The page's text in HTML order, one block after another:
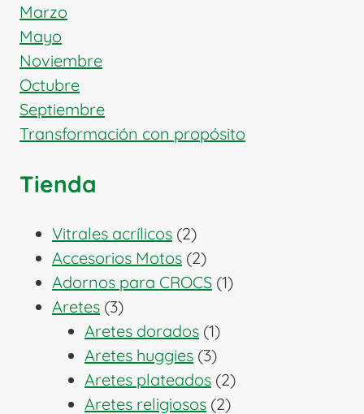
Marzo
Mayo
Noviembre
Octubre
Septiembre
Transformación con propósito
Tienda
Vitrales acrílicos 22
productos
Accesorios Motos 22
productos
Adornos para CROCS 11
Aretes 33
productos
Aretes dorados 11
producto
Aretes huggies 33
productos
Aretes plateados 22
productos
Aretes religiosos 22